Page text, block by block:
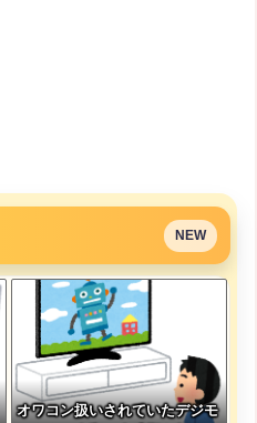
NEW
オワコン扱いされていたデジモ